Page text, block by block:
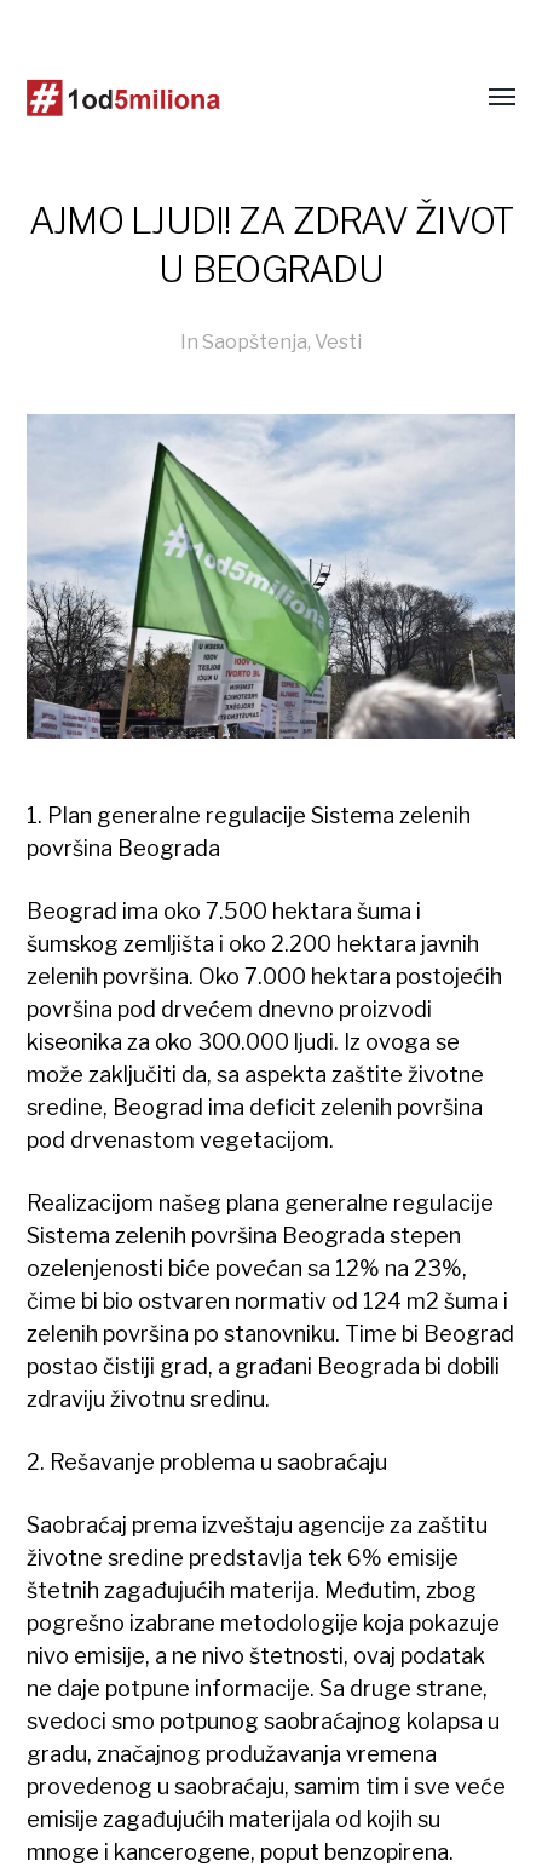
AJMO LJUDI! ZA ZDRAV ŽIVOT
U BEOGRADU
In Saopštenja, Vesti
1. Plan generalne regulacije Sistema zelenih
površina Beograda
Beograd ima oko 7.500 hektara šuma i
šumskog zemljišta i oko 2.200 hektara javnih
zelenih površina. Oko 7.000 hektara postojećih
površina pod drvećem dnevno proizvodi
kiseonika za oko 300.000 ljudi. Iz ovoga se
može zaključiti da, sa aspekta zaštite životne
sredine, Beograd ima deficit zelenih površina
pod drvenastom vegetacijom.
Realizacijom našeg plana generalne regulacije
Sistema zelenih površina Beograda stepen
ozelenjenosti biće povećan sa 12% na 23%,
čime bi bio ostvaren normativ od 124 m2 šuma i
zelenih površina po stanovniku. Time bi Beograd
postao čistiji grad, a građani Beograda bi dobili
zdraviju životnu sredinu.
2. Rešavanje problema u saobraćaju
Saobraćaj prema izveštaju agencije za zaštitu
životne sredine predstavlja tek 6% emisije
štetnih zagađujućih materija. Međutim, zbog
pogrešno izabrane metodologije koja pokazuje
nivo emisije, a ne nivo štetnosti, ovaj podatak
ne daje potpune informacije. Sa druge strane,
svedoci smo potpunog saobraćajnog kolapsa u
gradu, značajnog produžavanja vremena
provedenog u saobraćaju, samim tim i sve veće
emisije zagađujućih materijala od kojih su
mnoge i kancerogene, poput benzopirena.